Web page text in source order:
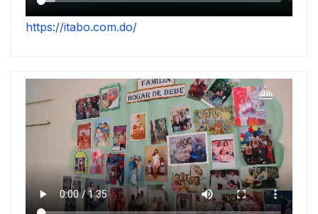
https://itabo.com.do/